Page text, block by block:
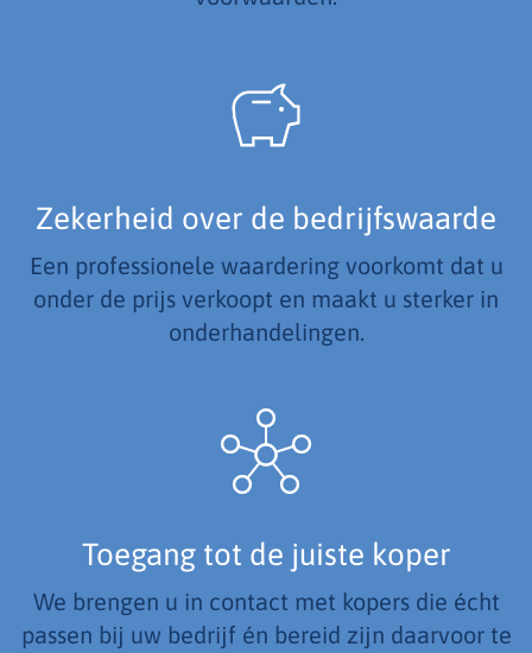
Zekerheid over de bedrijfswaarde
Een professionele waardering voorkomt dat u
onder de prijs verkoopt en maakt u sterker in
onderhandelingen.
Toegang tot de juiste koper
We brengen u in contact met kopers die écht
passen bij uw bedrijf én bereid zijn daarvoor te